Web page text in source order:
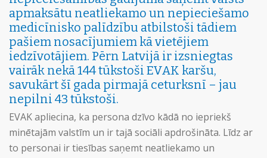
apmaksātu neatliekamo un nepieciešamo
medicīnisko palīdzību atbilstoši tādiem
pašiem nosacījumiem kā vietējiem
iedzīvotājiem. Pērn Latvijā ir izsniegtas
vairāk nekā 144 tūkstoši EVAK karšu,
savukārt šī gada pirmajā ceturksnī – jau
nepilni 43 tūkstoši.
EVAK apliecina, ka persona dzīvo kādā no iepriekš
minētajām valstīm un ir tajā sociāli apdrošināta. Līdz ar
to personai ir tiesības saņemt neatliekamo un